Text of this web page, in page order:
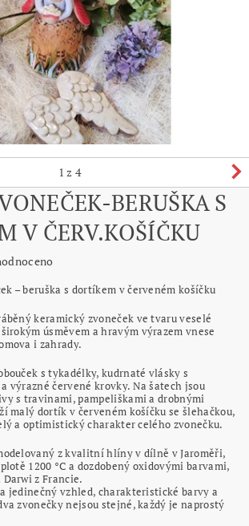
1 z 4
BERUŠKA S
V ČERV.KOŠÍČKU
– beruška s dortíkem v červeném košíčku
keramický zvoneček ve tvaru veselé
úsměvem a hravým výrazem vnese
i zahrady.
s tykadélky, kudrnaté vlásky s
výrazné červené krovky. Na šatech jsou
s travinami, pampeliškami a drobnými
malý dortík v červeném košíčku se šlehačkou,
a optimistický charakter celého zvonečku.
z kvalitní hlíny v dílně v Jaroměři,
1200 °C a dozdobený oxidovými barvami,
z Francie.
jedinečný vzhled, charakteristické barvy a
zvonečky nejsou stejné, každý je naprostý